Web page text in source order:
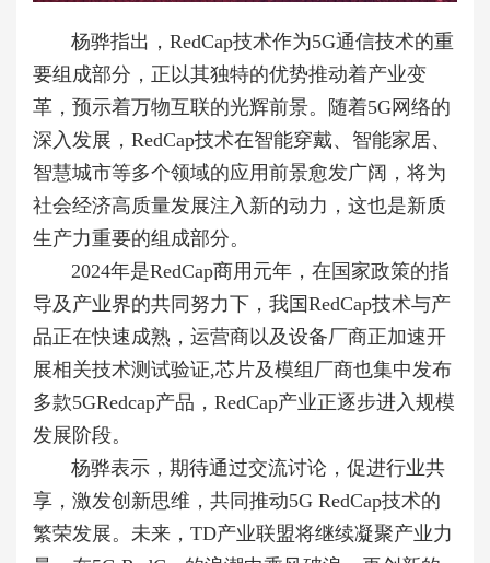
杨骅指出，RedCap技术作为5G通信技术的重
要组成部分，正以其独特的优势推动着产业变
革，预示着万物互联的光辉前景。随着5G网络的
深入发展，RedCap技术在智能穿戴、智能家居、
智慧城市等多个领域的应用前景愈发广阔，将为
社会经济高质量发展注入新的动力，这也是新质
生产力重要的组成部分。
2024年是RedCap商用元年，在国家政策的指
导及产业界的共同努力下，我国RedCap技术与产
品正在快速成熟，运营商以及设备厂商正加速开
展相关技术测试验证,芯片及模组厂商也集中发布
多款5GRedcap产品，RedCap产业正逐步进入规模
发展阶段。
杨骅表示，期待通过交流讨论，促进行业共
享，激发创新思维，共同推动5G RedCap技术的
繁荣发展。未来，TD产业联盟将继续凝聚产业力